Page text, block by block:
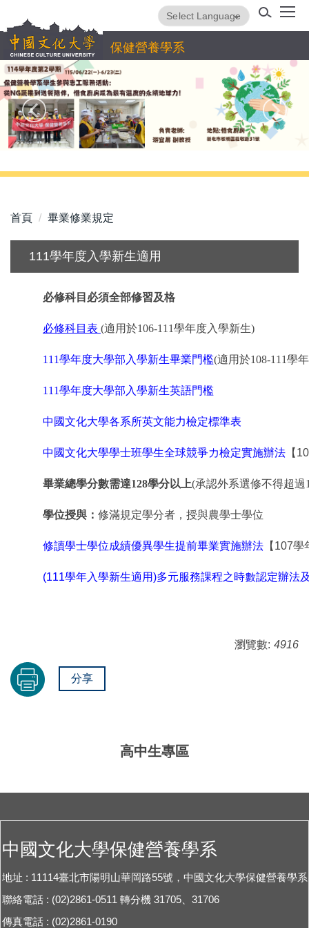
到
主
要
內
容
區
保健營養學系
Translate
首頁 畢業修業規定
111學年度入學新生適用
必修科目必須全部修習及格
必修科目表 (適用於106-111學年度入學新生)
111學年度大學部入學新生畢業門檻(適用於108-111學
111學年度大學部入學新生英語門檻
中國文化大學各系所英文能力檢定標準表
中國文化大學學士班學生全球競爭力檢定實施辦法 【
畢業總學分數需達128學分以上(承認外系選修不得超過
學位授與： 修滿規定學分者，授與農學士學位
修讀學士學位成績優異學生提前畢業實施辦法 【107
(111學年入學新生適用)多元服務課程之時數認定辦法
瀏覽數: 4916
分享
高中生專區
中國文化大學保健營養學系
地址 : 11114臺北市陽明山華岡路55號，中國文化大學保健營養學
聯絡電話 : (02)2861-0511 轉分機 31705、31706
傳真電話 : (02)2861-0190